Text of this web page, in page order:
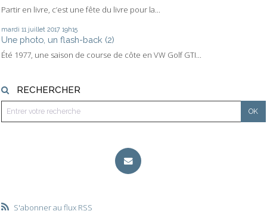
Partir en livre, c’est une fête du livre pour la...
mardi 11 juillet 2017 19h15
Une photo, un flash-back (2)
Été 1977, une saison de course de côte en VW Golf GTI...
RECHERCHER
S'abonner au flux RSS